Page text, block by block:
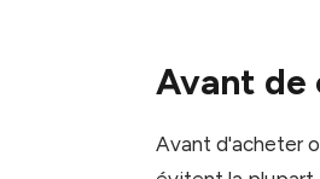
Avant de
Avant d'acheter